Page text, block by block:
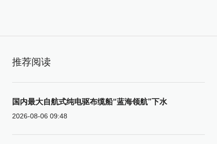
推荐阅读
国内最大自航式纯电驱布缆船“蓝海领航”下水
2026-08-06 09:48